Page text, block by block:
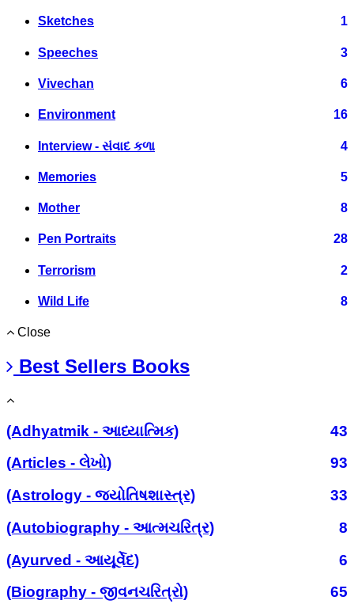
Sketches 1
Speeches 3
Vivechan 6
Environment 16
Interview - સંવાદ કળા 4
Memories 5
Mother 8
Pen Portraits 28
Terrorism 2
Wild Life 8
Close
Best Sellers Books
(Adhyatmik - આધ્યાત્મિક)
43
(Articles - લેખો)
93
(Astrology - જ્યોતિષશાસ્ત્ર)
33
(Autobiography - આત્મચરિત્ર)
8
(Ayurved - આયૂર્વેદ)
6
(Biography - જીવનચરિત્રો)
65